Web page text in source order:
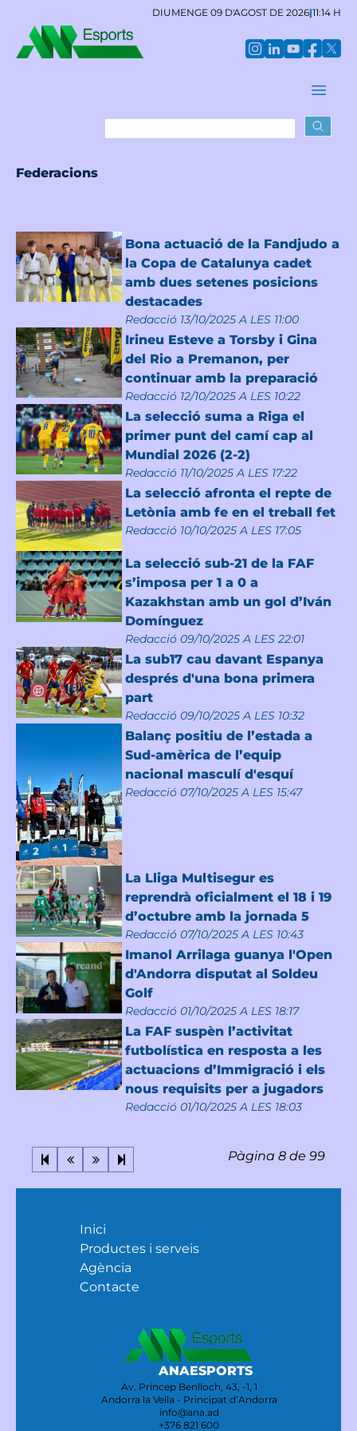
DIUMENGE 09 D'AGOST DE 2026|11:14 H
Federacions
Bona actuació de la Fandjudo a
la Copa de Catalunya cadet
amb dues setenes posicions
destacades
Redacció 13/10/2025 A LES 11:00
Irineu Esteve a Torsby i Gina
del Rio a Premanon, per
continuar amb la preparació
Redacció 12/10/2025 A LES 10:22
La selecció suma a Riga el
primer punt del camí cap al
Mundial 2026 (2-2)
Redacció 11/10/2025 A LES 17:22
La selecció afronta el repte de
Letònia amb fe en el treball fet
Redacció 10/10/2025 A LES 17:05
La selecció sub-21 de la FAF
s’imposa per 1 a 0 a
Kazakhstan amb un gol d’Iván
Domínguez
Redacció 09/10/2025 A LES 22:01
La sub17 cau davant Espanya
després d'una bona primera
part
Redacció 09/10/2025 A LES 10:32
Balanç positiu de l’estada a
Sud-amèrica de l’equip
nacional masculí d'esquí
Redacció 07/10/2025 A LES 15:47
La Lliga Multisegur es
reprendrà oficialment el 18 i 19
d’octubre amb la jornada 5
Redacció 07/10/2025 A LES 10:43
Imanol Arrilaga guanya l'Open
d'Andorra disputat al Soldeu
Golf
Redacció 01/10/2025 A LES 18:17
La FAF suspèn l’activitat
futbolística en resposta a les
actuacions d’Immigració i els
nous requisits per a jugadors
Redacció 01/10/2025 A LES 18:03
Pàgina 8 de 99
Inici
Productes i serveis
Agència
Contacte
ANAESPORTS
Av. Príncep Benlloch, 43, -1, 1
Andorra la Vella - Principat d’Andorra
info@ana.ad
+376 821 600